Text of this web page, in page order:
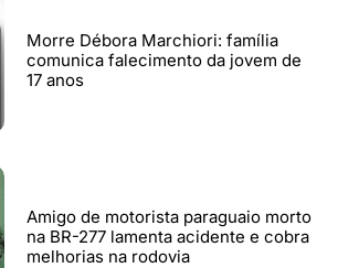
Morre Débora Marchiori: família
comunica falecimento da jovem de
17 anos
Amigo de motorista paraguaio morto
na BR-277 lamenta acidente e cobra
melhorias na rodovia